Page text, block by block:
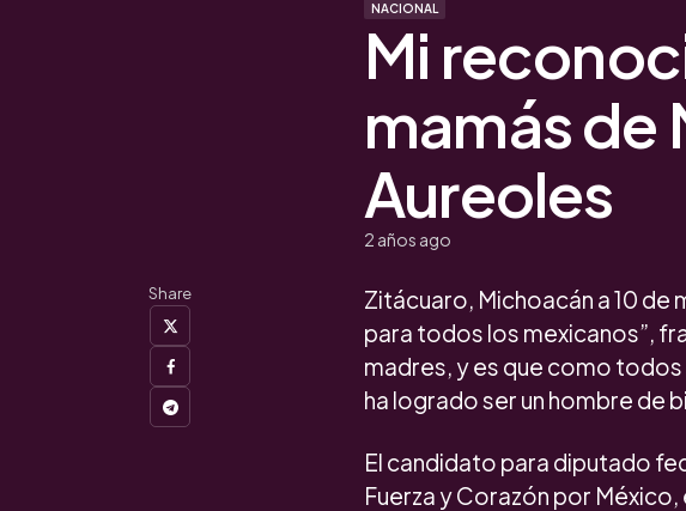
NACIONAL
Mi
mamás de
Aureoles
2 años ago
Share
Zitácuaro, Michoacán a 10 de
para todos los mexicanos”,
madres, y es que como
ha logrado ser un hombre de
El candidato para diputado
Fuerza y Corazón por